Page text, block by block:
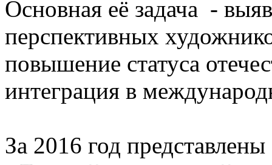
Основная её задача -
перспективных
повышение статуса
интеграция в
За 2016 год